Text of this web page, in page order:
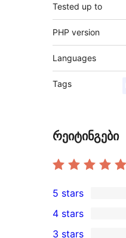
Tested up to
PHP version
Languages
Tags
რეიტინგები
13
5-
5 stars
4 stars
3 stars